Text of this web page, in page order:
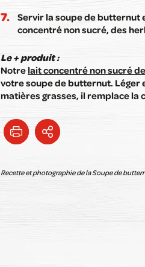
Servir la soupe de butternut
concentré non sucré, des
Le + produit :
Notrelait concentré non sucré
votre soupe de butternut. Léger
matières grasses, il remplace la
Recette et photographie de la Soupe de